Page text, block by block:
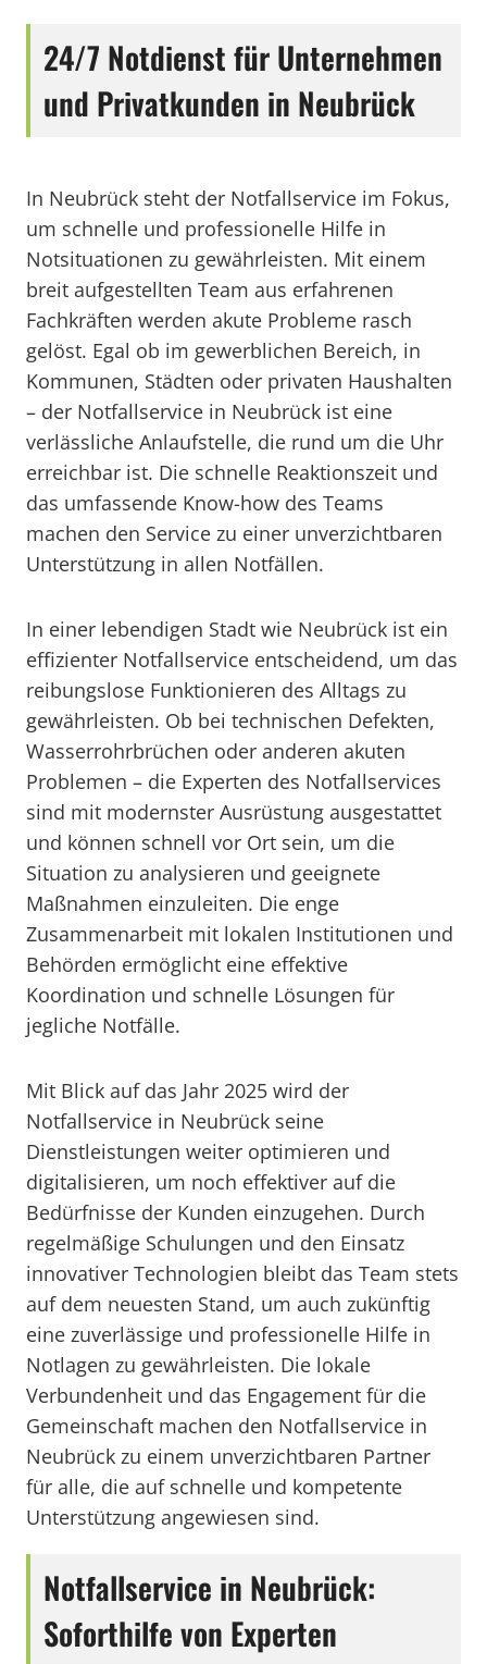
24/7 Notdienst für Unternehmen
und Privatkunden in Neubrück
In Neubrück steht der Notfallservice im Fokus,
um schnelle und professionelle Hilfe in
Notsituationen zu gewährleisten. Mit einem
breit aufgestellten Team aus erfahrenen
Fachkräften werden akute Probleme rasch
gelöst. Egal ob im gewerblichen Bereich, in
Kommunen, Städten oder privaten Haushalten
– der Notfallservice in Neubrück ist eine
verlässliche Anlaufstelle, die rund um die Uhr
erreichbar ist. Die schnelle Reaktionszeit und
das umfassende Know-how des Teams
machen den Service zu einer unverzichtbaren
Unterstützung in allen Notfällen.
In einer lebendigen Stadt wie Neubrück ist ein
effizienter Notfallservice entscheidend, um das
reibungslose Funktionieren des Alltags zu
gewährleisten. Ob bei technischen Defekten,
Wasserrohrbrüchen oder anderen akuten
Problemen – die Experten des Notfallservices
sind mit modernster Ausrüstung ausgestattet
und können schnell vor Ort sein, um die
Situation zu analysieren und geeignete
Maßnahmen einzuleiten. Die enge
Zusammenarbeit mit lokalen Institutionen und
Behörden ermöglicht eine effektive
Koordination und schnelle Lösungen für
jegliche Notfälle.
Mit Blick auf das Jahr 2025 wird der
Notfallservice in Neubrück seine
Dienstleistungen weiter optimieren und
digitalisieren, um noch effektiver auf die
Bedürfnisse der Kunden einzugehen. Durch
regelmäßige Schulungen und den Einsatz
innovativer Technologien bleibt das Team stets
auf dem neuesten Stand, um auch zukünftig
eine zuverlässige und professionelle Hilfe in
Notlagen zu gewährleisten. Die lokale
Verbundenheit und das Engagement für die
Gemeinschaft machen den Notfallservice in
Neubrück zu einem unverzichtbaren Partner
für alle, die auf schnelle und kompetente
Unterstützung angewiesen sind.
Notfallservice in Neubrück:
Soforthilfe von Experten